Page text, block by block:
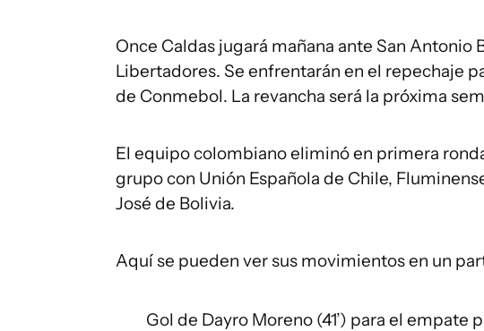
Once Caldas jugará mañana ante San Antonio
Libertadores. Se enfrentarán en el repechaje
de Conmebol. La revancha será la próxima
El equipo colombiano eliminó en primera
grupo con Unión Española de Chile,
José de Bolivia.
Aquí se pueden ver sus movimientos en un
Gol de Dayro Moreno (41’) para el empate